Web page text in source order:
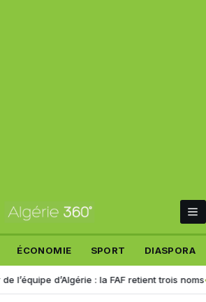
ÉCONOMIE SPORT DIASPORA
d’Algérie : la FAF retient trois noms